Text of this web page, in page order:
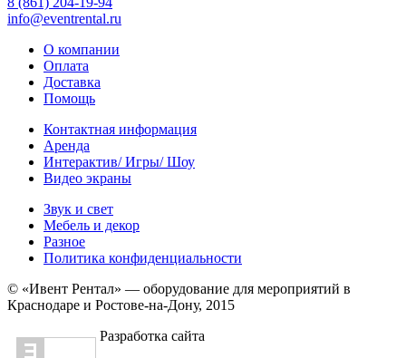
info@eventrental.ru
О компании
Оплата
Доставка
Помощь
Контактная информация
Аренда
Интерактив/ Игры/ Шоу
Видео экраны
Звук и свет
Мебель и декор
Разное
Политика конфиденциальности
© «Ивент Рентал» — оборудование для мероприятий в
Краснодаре и Ростове-на-Дону, 2015
Разработка сайта